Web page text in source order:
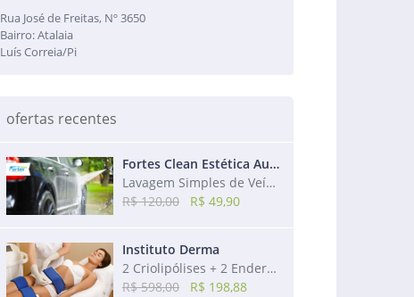
Rua José de Freitas, Nº 3650
Bairro: Atalaia
Luís Correia/Pi
ofertas recentes
Fortes Clean Estética Automotiva
Lavagem Simples de Veículo + Aspiração + Higienização dos Bancos + Revitalização
R$ 120,00
R$ 49,90
Instituto Derma
2 Criolipólises + 2 Endermos + 2 Drenagens + 2 Modeladoras + 2 Utrassons
R$ 598,00
R$ 198,88